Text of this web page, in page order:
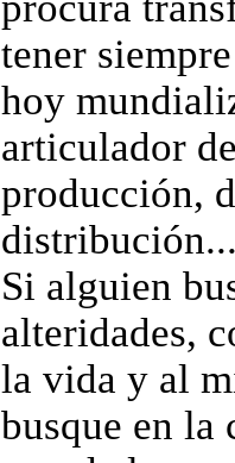
tener
hoy
articulador
producción,
Si alguien
alteridades,
la vida y al
busque en la